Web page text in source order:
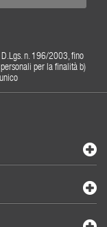
n. 196/2003, fino
per la finalità b)